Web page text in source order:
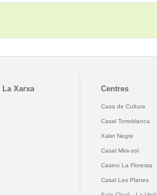
La Xarxa Centres
Casa de Cultura
Casal Torreblanca
Xalet Negre
Casal Mira-sol
Casino La Floresta
Casal Les Planes